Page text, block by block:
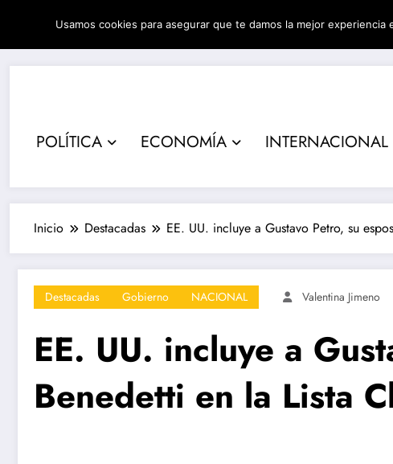
contenido
06/08/2026 9:56:11 AM
POLÍTICA ECONOMÍA INTERNACIONAL
Inicio Destacadas EE. UU. incluye a Gustavo Petro, su
Destacadas Gobierno NACIONAL Valentina Jimeno
EE. UU. incluye a
Benedetti en la Lista
Usamos cookies para asegurar que te damos la mejor